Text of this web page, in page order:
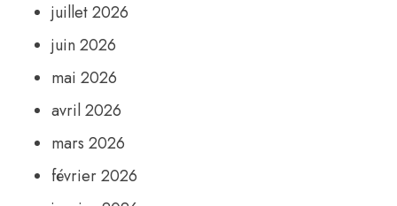
juillet 2026
juin 2026
mai 2026
avril 2026
mars 2026
février 2026